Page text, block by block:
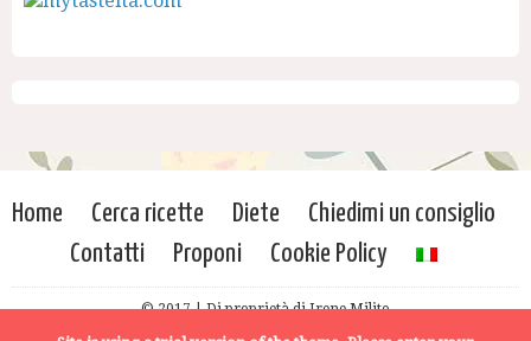
Home Cerca ricette Diete
Chiedimi un consiglio
Contatti
Proponi Cookie Policy
© 2017 | Di proprietà di Irene Milito